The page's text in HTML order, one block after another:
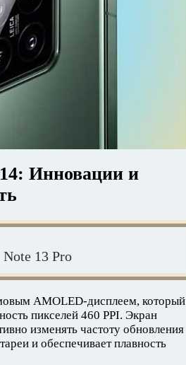
Инновации и
13 Pro
AMOLED-дисплеем, который
пикселей 460 PPI. Экран
изменять частоту обновления
и обеспечивает плавность